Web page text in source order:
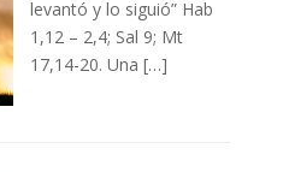
levantó y lo siguió” Hab
1,12 – 2,4; Sal 9; Mt
17,14-20. Una […]